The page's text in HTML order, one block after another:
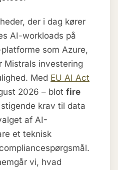
der i dag kører
AI-workloads på
som Azure,
Mistrals investering
Med EU AI Act
2026 – blot fire
krav til data
af AI-
et teknisk
vi, hvad